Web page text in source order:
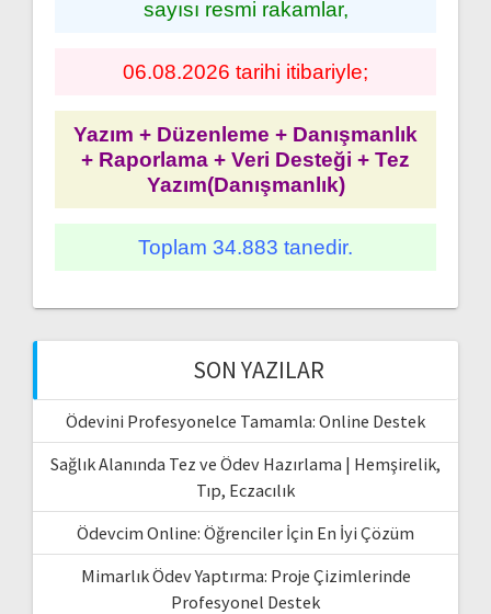
sayısı resmi rakamlar,
06.08.2026 tarihi itibariyle;
Yazım + Düzenleme + Danışmanlık
+ Raporlama + Veri Desteği + Tez
Yazım(Danışmanlık)
Toplam 34.883 tanedir.
SON YAZILAR
Ödevini Profesyonelce Tamamla: Online Destek
Sağlık Alanında Tez ve Ödev Hazırlama | Hemşirelik,
Tıp, Eczacılık
Ödevcim Online: Öğrenciler İçin En İyi Çözüm
Mimarlık Ödev Yaptırma: Proje Çizimlerinde
Profesyonel Destek